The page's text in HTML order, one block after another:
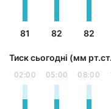
81 82 82
Тиск сьогодні (мм
02:00 05:00 08:00